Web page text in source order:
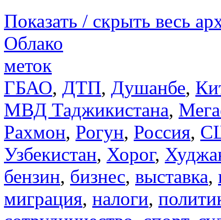
Показать / скрыть весь
Облако
меток
ГБАО, ДТП, Душанбе,
МВД Таджикистана,
Рахмон, Рогун, Россия,
Узбекистан, Хорог,
бензин, бизнес, выставка,
миграция, налоги,